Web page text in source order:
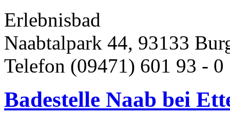
Erlebnisbad
Naabtalpark 44, 93133
Telefon (09471) 601 93 -
Badestelle Naab bei